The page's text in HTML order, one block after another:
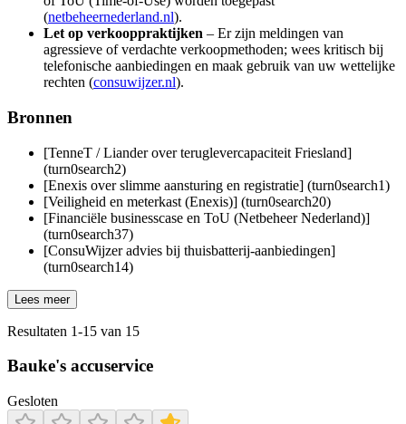
(netbeheernederland.nl).
Let op verkooppraktijken – Er zijn meldingen van
agressieve of verdachte verkoopmethoden; wees kritisch bij
telefonische aanbiedingen en maak gebruik van uw wettelijke
rechten (consuwijzer.nl).
Bronnen
[TenneT / Liander over teruglevercapaciteit Friesland]
(turn0search2)
[Enexis over slimme aansturing en registratie] (turn0search1)
[Veiligheid en meterkast (Enexis)] (turn0search20)
[Financiële businesscase en ToU (Netbeheer Nederland)]
(turn0search37)
[ConsuWijzer advies bij thuisbatterij-aanbiedingen]
(turn0search14)
Lees meer
Resultaten 1-15 van 15
Bauke's accuservice
Gesloten